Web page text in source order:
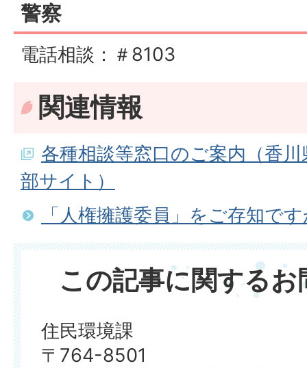
警察
電話相談：＃8103
関連情報
各種相談等窓口のご案内（香
部サイト）
「人権擁護委員」をご存知で
この記事に関する
住民環境課
〒764-8501